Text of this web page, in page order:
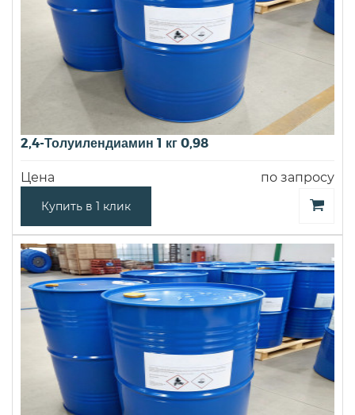
2,4-Толуилендиамин 1 кг 0,98
Цена по запросу
Купить в 1 клик